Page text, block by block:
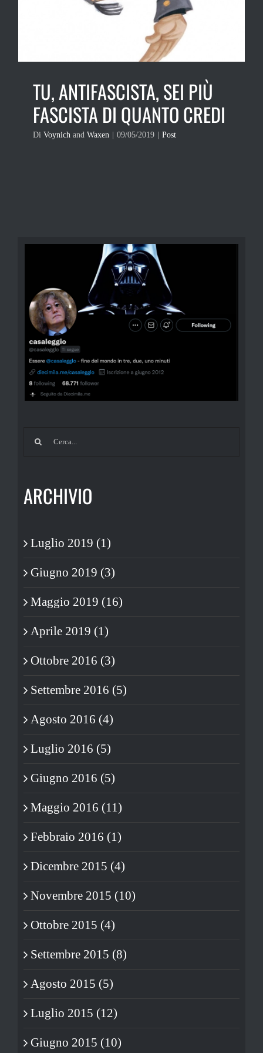
TU, ANTIFASCISTA, SEI PIÙ
FASCISTA DI QUANTO CREDI
Di Voynich and Waxen 09/05/2019 Post
Cerca
ARCHIVIO
Luglio 2019 (1)
Giugno 2019 (3)
Maggio 2019 (16)
Aprile 2019 (1)
Ottobre 2016 (3)
Settembre 2016 (5)
Agosto 2016 (4)
Luglio 2016 (5)
Giugno 2016 (5)
Maggio 2016 (11)
Febbraio 2016 (1)
Dicembre 2015 (4)
Novembre 2015 (10)
Ottobre 2015 (4)
Settembre 2015 (8)
Agosto 2015 (5)
Luglio 2015 (12)
Giugno 2015 (10)